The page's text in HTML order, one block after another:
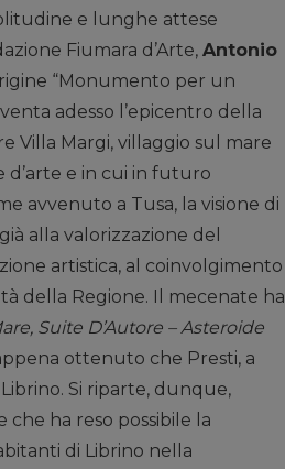
e lunghe attese
Fiumara d’Arte, Antonio
“Monumento per un
adesso l’epicentro della
Villa Margi, villaggio sul mare
d’arte e in cui in futuro
avvenuto a Tusa, la visione di
alla valorizzazione del
artistica, al coinvolgimento
della Regione. Il mecenate ha
Suite D’Autore – Asteroide
ottenuto che Presti, a
Si riparte, dunque,
ha reso possibile la
di Librino nella